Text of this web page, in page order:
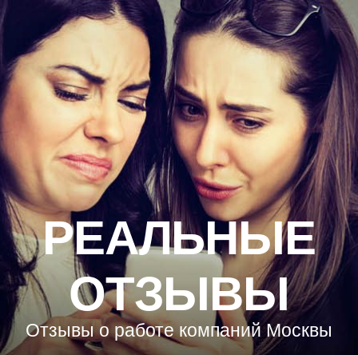
РЕАЛЬНЫЕ
ОТЗЫВЫ
Отзывы о работе компаний Москвы